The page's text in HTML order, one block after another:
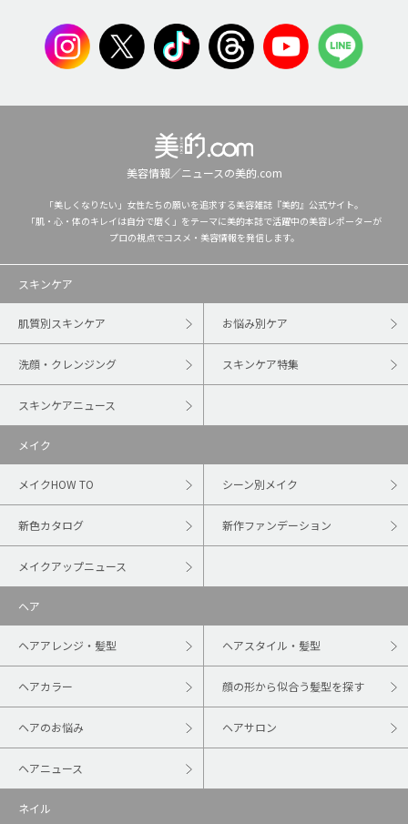
美容情報／ニュースの美的.com
「美しくなりたい」女性たちの願いを追求する美容雑誌『美的』公式サイト。
「肌・心・体のキレイは自分で磨く」をテーマに美的本誌で活躍中の美容レポーターが
プロの視点でコスメ・美容情報を発信します。
スキンケア
肌質別スキンケア お悩み別ケア
洗顔・クレンジング スキンケア特集
スキンケアニュース
メイク
メイクHOW TO シーン別メイク
新色カタログ 新作ファンデーション
メイクアップニュース
ヘア
ヘアアレンジ・髪型 ヘアスタイル・髪型
ヘアカラー 顔の形から似合う髪型を探す
ヘアのお悩み ヘアサロン
ヘアニュース
ネイル